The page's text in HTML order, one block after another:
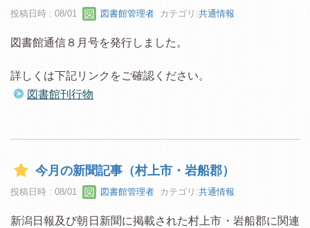
投稿日時 : 08/01 図書館管理者 カテゴリ:共通情報
図書館通信８月号を発行しました。
詳しくは下記リンクをご確認ください。
図書館刊行物
今月の新聞記事（村上市・岩船郡）
投稿日時 : 08/01 図書館管理者 カテゴリ:共通情報
新潟日報及び朝日新聞に掲載された村上市・岩船郡に関連